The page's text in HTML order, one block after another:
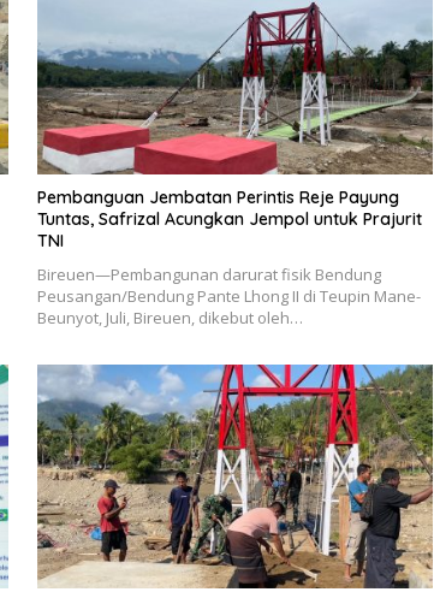
Pembanguan Jembatan Perintis Reje Payung
Tuntas, Safrizal Acungkan Jempol untuk Prajurit
TNI
Bireuen—Pembangunan darurat fisik Bendung
Peusangan/Bendung Pante Lhong II di Teupin Mane-
Beunyot, Juli, Bireuen, dikebut oleh…